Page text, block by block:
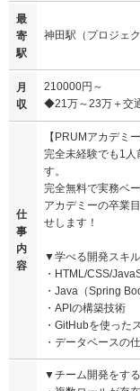
最
寄
駅
神田駅（プロジェ
月
収
210000円～
◆21万～23万＋交
仕
事
内
容
【PRUMアカデミ
完全未経験でも1
す。
完全無料で実務ベ
アカデミーの卒業
せします！
▼学べる開発スキル
・HTML/CSS/
・Java（Spring
・APIの構築技術
・GitHubを使った
・データベースの
▼チーム開発をす